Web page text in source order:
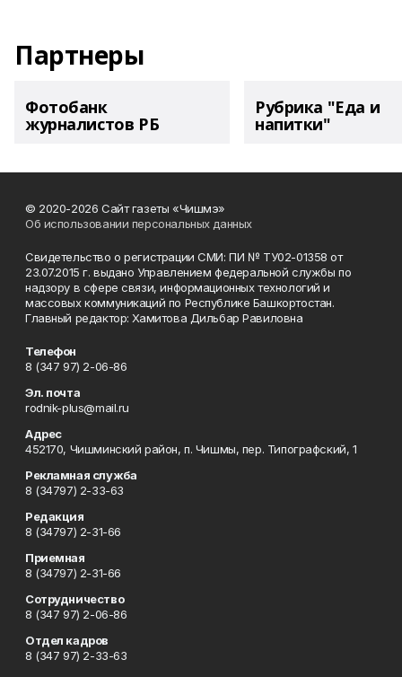
Партнеры
Фотобанк
журналистов РБ
Рубрика "Еда и
напитки"
© 2020-2026 Сайт газеты «Чишмэ»
Об использовании персональных данных
Свидетельство о регистрации СМИ: ПИ № ТУ02-01358 от
23.07.2015 г. выдано Управлением федеральной службы по
надзору в сфере связи, информационных технологий и
массовых коммуникаций по Республике Башкортостан.
Главный редактор: Хамитова Дильбар Равиловна
Телефон
8 (347 97) 2-06-86
Эл. почта
rodnik-plus@mail.ru
Адрес
452170, Чишминский район, п. Чишмы, пер. Типографский, 1
Рекламная служба
8 (34797) 2-33-63
Редакция
8 (34797) 2-31-66
Приемная
8 (34797) 2-31-66
Сотрудничество
8 (347 97) 2-06-86
Отдел кадров
8 (347 97) 2-33-63